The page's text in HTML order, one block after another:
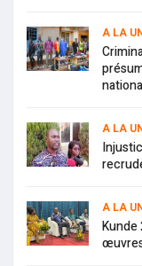
A LA
A LA
A LA
Kunde